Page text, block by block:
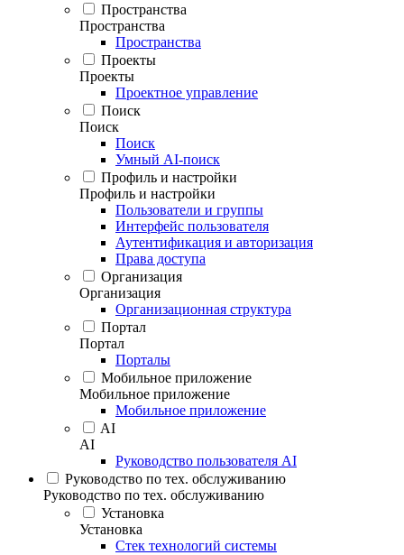
Пространства
Пространства
Пространства
Проекты
Проекты
Проектное управление
Поиск
Поиск
Поиск
Умный AI-поиск
Профиль и настройки
Профиль и настройки
Пользователи и группы
Интерфейс пользователя
Аутентификация и авторизация
Права доступа
Организация
Организация
Организационная структура
Портал
Портал
Порталы
Мобильное приложение
Мобильное приложение
Мобильное приложение
AI
AI
Руководство пользователя AI
Руководство по тех. обслуживанию
Руководство по тех. обслуживанию
Установка
Установка
Стек технологий системы